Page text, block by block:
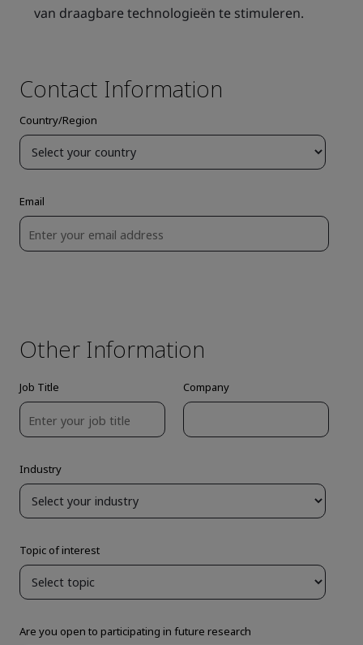
van draagbare technologieën te stimuleren.